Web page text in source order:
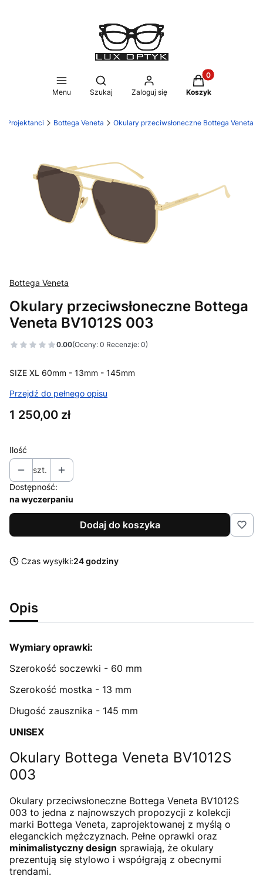
Menu
Otwórz wyszukiwarkę
Szukaj Zaloguj się
Produkty w
Koszyk
Projektanci Bottega Veneta Okulary przeciwsłoneczne Bottega Veneta
Bottega Veneta
Okulary przeciwsłoneczne Bottega
Veneta BV1012S 003
0.00(Oceny: 0 Recenzje: 0)
SIZE XL 60mm - 13mm - 145mm
Przejdź do pełnego opisu
Cena
1 250,00 zł
Ilość
szt.
Dostępność:
na wyczerpaniu
Dodaj do koszyka
Czas wysyłki:24 godziny
Opis
Wymiary oprawki:
Szerokość soczewki - 60 mm
Szerokość mostka - 13 mm
Długość zausznika - 145 mm
UNISEX
Okulary Bottega Veneta BV1012S
003
Okulary przeciwsłoneczne Bottega Veneta BV1012S
003 to jedna z najnowszych propozycji z kolekcji
marki Bottega Veneta, zaprojektowanej z myślą o
eleganckich mężczyznach. Pełne oprawki oraz
minimalistyczny design sprawiają, że okulary
prezentują się stylowo i współgrają z obecnymi
trendami.